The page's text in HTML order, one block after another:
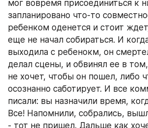
мог вовремя присоединиться к
запланировано что-то
ребенком оденется и стоит
еще не начал собираться. И
выходила с ребенокм, он
делал сцены, и обвинял ее в
не хочет, чтобы он пошел, либо
осознанно саботирует. И все
писали: вы назначили время,
Все! Напомнили, собрались,
- тот не пришел. Дальше как